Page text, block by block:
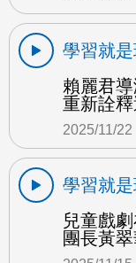
學習就
賴麗君
重新詮
2025/11/22
學習就
兒童戲
團長黃